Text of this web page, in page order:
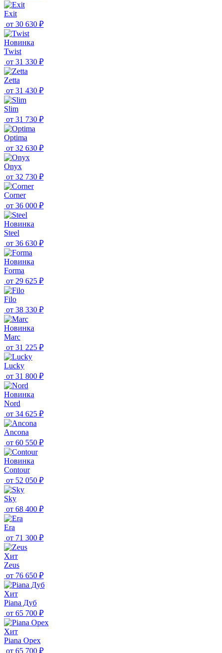
Exit
от 30 630 ₽
Новинка
Twist
от 31 330 ₽
Zetta
от 31 430 ₽
Slim
от 31 730 ₽
Optima
от 32 630 ₽
Onyx
от 32 730 ₽
Corner
от 36 000 ₽
Новинка
Steel
от 36 630 ₽
Новинка
Forma
от 29 625 ₽
Filo
от 38 330 ₽
Новинка
Marc
от 31 225 ₽
Lucky
от 31 800 ₽
Новинка
Nord
от 34 625 ₽
Ancona
от 60 550 ₽
Новинка
Contour
от 52 050 ₽
Sky
от 68 400 ₽
Era
от 71 300 ₽
Хит
Zeus
от 76 650 ₽
Хит
Piana Дуб
от 65 700 ₽
Хит
Piana Орех
от 65 700 ₽